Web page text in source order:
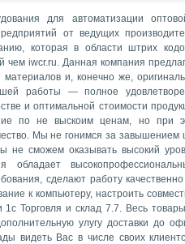
для автоматизации
от ведущих
которая в области штрих
iwcr.ru. Данная компания
и, конечно же,
работы — полное
и оптимальной стоимости
по не выскоим ценам, но при
Мы не гонимся за завышением
сможем оказывать высокий
обладает
сделают работу
к компьютеру, настроить
Торговля и склад 7.7. Весь
улугу доставки до
видеть Вас в числе своих